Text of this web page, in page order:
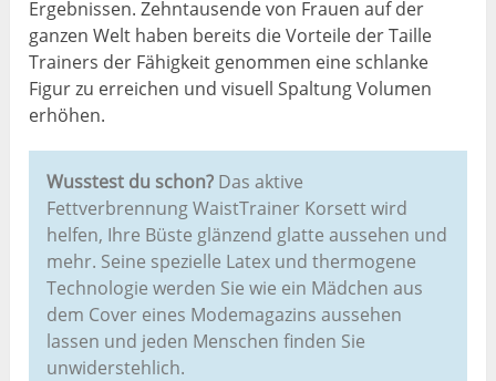
Ergebnissen. Zehntausende von Frauen auf der
ganzen Welt haben bereits die Vorteile der Taille
Trainers der Fähigkeit genommen eine schlanke
Figur zu erreichen und visuell Spaltung Volumen
erhöhen.
Wusstest du schon? Das aktive
Fettverbrennung WaistTrainer Korsett wird
helfen, Ihre Büste glänzend glatte aussehen und
mehr. Seine spezielle Latex und thermogene
Technologie werden Sie wie ein Mädchen aus
dem Cover eines Modemagazins aussehen
lassen und jeden Menschen finden Sie
unwiderstehlich.